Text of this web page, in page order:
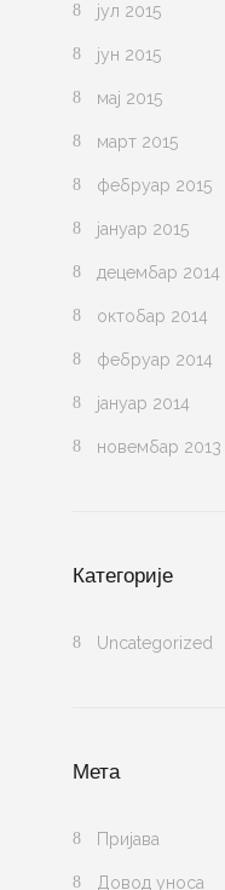
јул 2015
јун 2015
мај 2015
март 2015
фебруар 2015
јануар 2015
децембар 2014
октобар 2014
фебруар 2014
јануар 2014
новембар 2013
Категорије
Uncategorized
Мета
Пријава
Довод уноса